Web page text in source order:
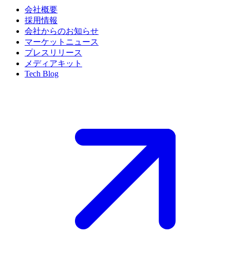
会社概要
採用情報
会社からのお知らせ
マーケットニュース
プレスリリース
メディアキット
Tech Blog